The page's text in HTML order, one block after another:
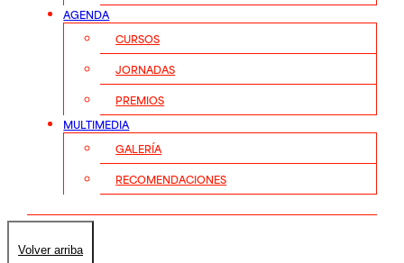
AGENDA
CURSOS
JORNADAS
PREMIOS
MULTIMEDIA
GALERÍA
RECOMENDACIONES
Volver arriba